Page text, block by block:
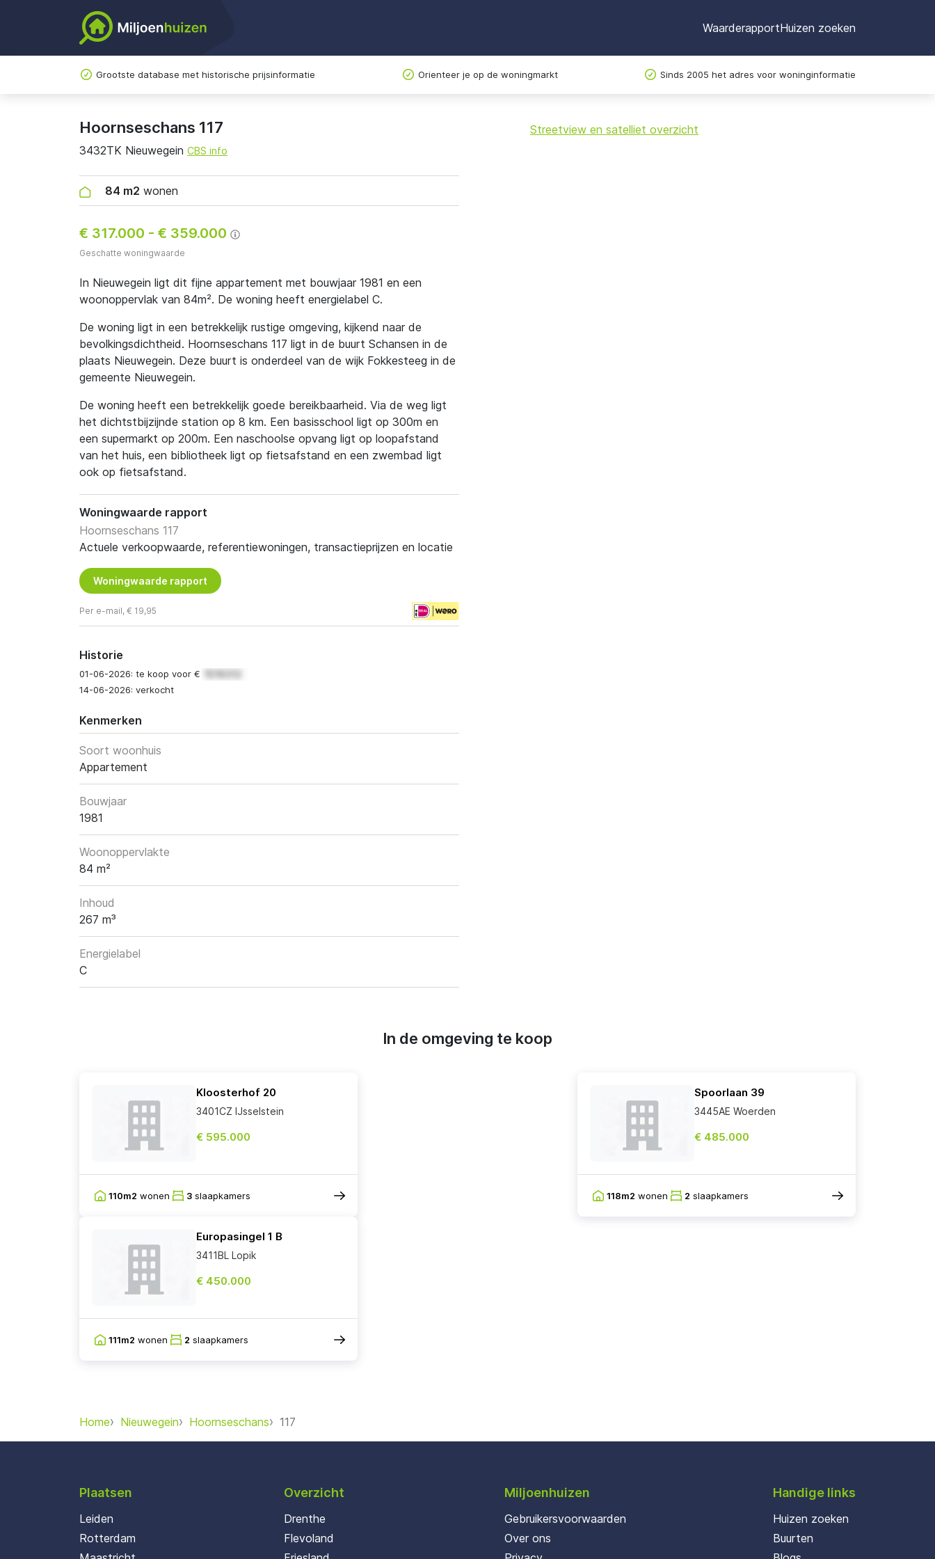
WaarderapportHuizen zoeken
Grootste database met historische prijsinformatie Orienteer je op de woningmarkt Sinds 2005 het adres voor woninginformatie
Hoornseschans 117
3432TK Nieuwegein CBS info
84 m2 wonen
€ 317.000 - € 359.000
Geschatte woningwaarde
In Nieuwegein ligt dit fijne appartement met bouwjaar 1981 en een
woonoppervlak van 84m². De woning heeft energielabel C.
De woning ligt in een betrekkelijk rustige omgeving, kijkend naar de
bevolkingsdichtheid. Hoornseschans 117 ligt in de buurt Schansen in de
plaats Nieuwegein. Deze buurt is onderdeel van de wijk Fokkesteeg in de
gemeente Nieuwegein.
De woning heeft een betrekkelijk goede bereikbaarheid. Via de weg ligt
het dichtstbijzijnde station op 8 km. Een basisschool ligt op 300m en
een supermarkt op 200m. Een naschoolse opvang ligt op loopafstand
van het huis, een bibliotheek ligt op fietsafstand en een zwembad ligt
ook op fietsafstand.
Woningwaarde rapport
Hoornseschans 117
Actuele verkoopwaarde, referentiewoningen, transactieprijzen en locatie
Woningwaarde rapport
Per e-mail, € 19,95
Historie
01-06-2026: te koop voor €
14-06-2026: verkocht
Kenmerken
Soort woonhuis
Appartement
Bouwjaar
1981
Woonoppervlakte
84 m²
Inhoud
267 m³
Energielabel
C
+
Streetview en satelliet overzicht
In de omgeving te koop
Kloosterhof 20
3401CZ IJsselstein
€ 595.000
110m2 wonen 3 slaapkamers
Spoorlaan 39
3445AE Woerden
€ 485.000
118m2 wonen 2 slaapkamers
Europasingel 1 B
3411BL Lopik
€ 450.000
111m2 wonen 2 slaapkamers
Home Nieuwegein Hoornseschans 117
Plaatsen
Leiden
Rotterdam
Overzicht
Drenthe
Flevoland
Miljoenhuizen
Gebruikersvoorwaarden
Over ons
Handige links
Huizen zoeken
Buurten